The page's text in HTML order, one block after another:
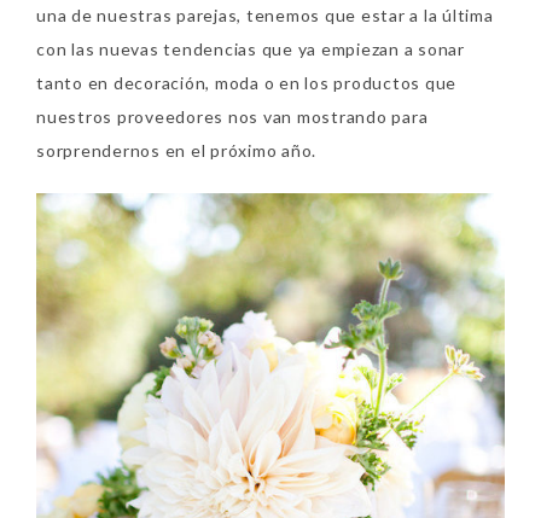
una de nuestras parejas, tenemos que estar a la última
con las nuevas tendencias que ya empiezan a sonar
tanto en decoración, moda o en los productos que
nuestros proveedores nos van mostrando para
sorprendernos en el próximo año.